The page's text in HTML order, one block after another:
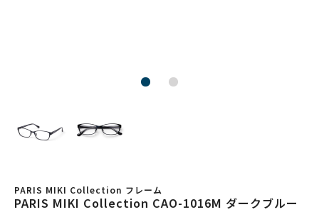
PARIS MIKI Collection フレーム
PARIS MIKI Collection CAO-1016M ダークブルー